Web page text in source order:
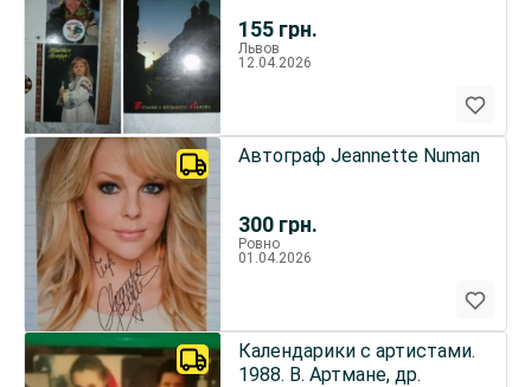
155 грн.
Львов
12.04.2026
300 грн.
Автограф Jeannette Numan
Ровно
01.04.2026
Календарики с артистами.
1988. В. Артмане, др.